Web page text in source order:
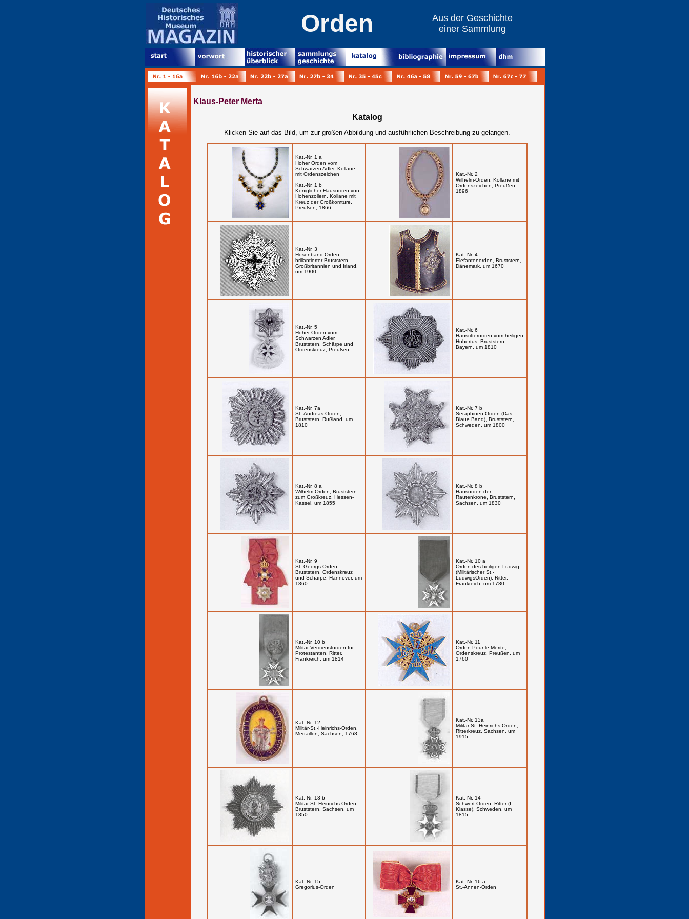
Orden
Aus der Geschichte
einer Sammlung
Klaus-Peter Merta
Katalog
Klicken Sie auf das Bild, um zur großen Abbildung und ausführlichen Beschreibung zu gelangen.
Kat.-Nr. 1 a
Hoher Orden vom
Schwarzen Adler, Kollane
mit Ordenszeichen
Kat.-Nr. 1 b
Königlicher Hausorden von
Hohenzollern, Kollane mit
Kreuz der Großkomture,
Preußen, 1866
Kat.-Nr. 2
Wilhelm-Orden, Kollane mit
Ordenszeichen, Preußen,
1896
Kat.-Nr. 3
Hosenband-Orden,
brillantierter Bruststern,
Großbritannien und Irland,
um 1900
Kat.-Nr. 4
Elefantenorden, Bruststern,
Dänemark, um 1670
Kat.-Nr. 5
Hoher Orden vom
Schwarzen Adler,
Bruststern, Schärpe und
Ordenskreuz, Preußen
Kat.-Nr. 6
Hausritterorden vom heiligen
Hubertus, Bruststern,
Bayern, um 1810
Kat.-Nr. 7a
St.-Andreas-Orden,
Bruststern, Rußland, um
1810
Kat.-Nr. 7 b
Seraphinen-Orden (Das
Blaue Band), Bruststern,
Schweden, um 1800
Kat.-Nr. 8 a
Wilhelm-Orden, Bruststern
zum Großkreuz, Hessen-
Kassel, um 1855
Kat.-Nr. 8 b
Hausorden der
Rautenkrone, Bruststern,
Sachsen, um 1830
Kat.-Nr. 9
St.-Georgs-Orden,
Bruststern, Ordenskreuz
und Schärpe, Hannover, um
1860
Kat.-Nr. 10 a
Orden des heiligen Ludwig
(Militärischer St.-
LudwigsOrden), Ritter,
Frankreich, um 1780
Kat.-Nr. 10 b
Militär-Verdienstorden für
Protestanten, Ritter,
Frankreich, um 1814
Kat.-Nr. 11
Orden Pour le Merite,
Ordenskreuz, Preußen, um
1760
Kat.-Nr. 12
Militär-St.-Heinrichs-Orden,
Medaillon, Sachsen, 1768
Kat.-Nr. 13a
Militär-St.-Heinrichs-Orden,
Ritterkreuz, Sachsen, um
1915
Kat.-Nr. 13 b
Militär-St.-Heinrichs-Orden,
Bruststern, Sachsen, um
1850
Kat.-Nr. 14
Schwert-Orden, Ritter (I.
Klasse), Schweden, um
1815
Kat.-Nr. 15
Gregorius-Orden
Kat.-Nr. 16 a
St.-Annen-Orden